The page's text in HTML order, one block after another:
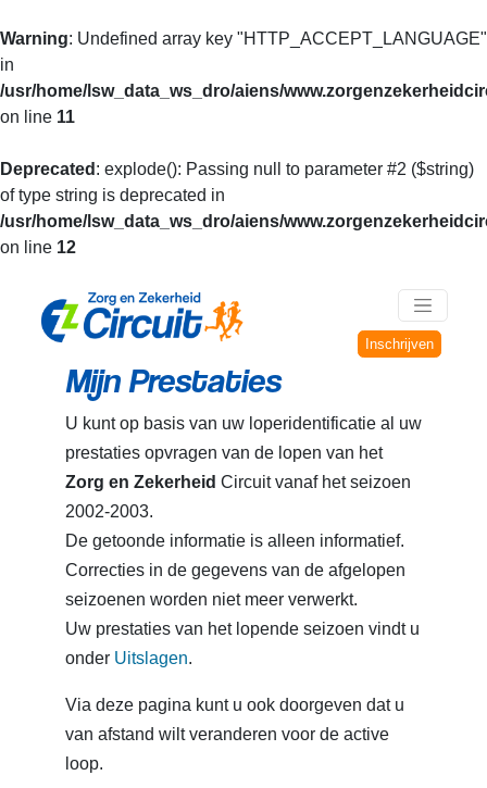
Warning: Undefined array key "HTTP_ACCEPT_LANGUAGE"
in
/usr/home/lsw_data_ws_dro/aiens/
on line 11
Deprecated : explode(): Passing null to parameter #2 ($string)
of type string is deprecated in
/usr/home/lsw_data_ws_dro/aiens/
on line 12
Inschrijven
Mijn Prestaties
U kunt op basis van uw loperidentificatie al uw
prestaties opvragen van de lopen van het
Zorg en Zekerheid Circuit vanaf het seizoen
2002-2003.
De getoonde informatie is alleen informatief.
Correcties in de gegevens van de afgelopen
seizoenen worden niet meer verwerkt.
Uw prestaties van het lopende seizoen vindt u
onder Uitslagen.
Via deze pagina kunt u ook doorgeven dat u
van afstand wilt veranderen voor de active
loop.